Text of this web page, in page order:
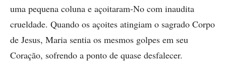
uma pequena coluna e açoitaram-No com inaudita
crueldade. Quando os açoites atingiam o sagrado Corpo
de Jesus, Maria sentia os mesmos golpes em seu
Coração, sofrendo a ponto de quase desfalecer.